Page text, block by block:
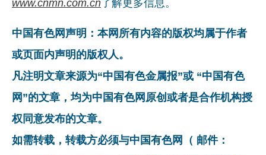
www.cnmn.com.cn了解更多信息。
中国有色网声明：本网所有内容的版权均属于作者
或页面内声明的版权人。
凡注明文章来源为“中国有色金属报”或 “中国有色
网”的文章，均为中国有色网原创或者是合作机构授
权同意发布的文章。
如需转载，转载方必须与中国有色网（ 邮件：